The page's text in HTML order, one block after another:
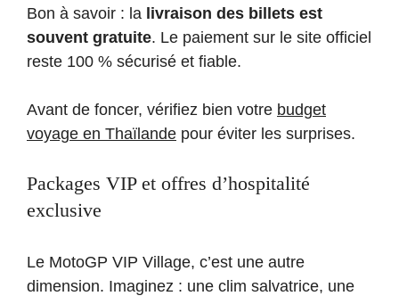
Bon à savoir : la livraison des billets est
souvent gratuite. Le paiement sur le site officiel
reste 100 % sécurisé et fiable.
Avant de foncer, vérifiez bien votre budget
voyage en Thaïlande pour éviter les surprises.
Packages VIP et offres d’hospitalité
exclusive
Le MotoGP VIP Village, c’est une autre
dimension. Imaginez : une clim salvatrice, une